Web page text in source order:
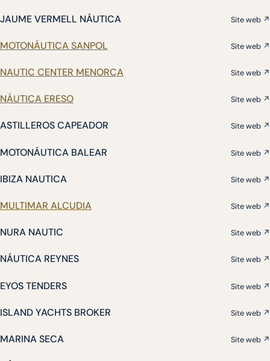
JAUME VERMELL NÁUTICA Site web ↗
MOTONÁUTICA SANPOL Site web ↗
NAUTIC CENTER MENORCA Site web ↗
NÁUTICA ERESO Site web ↗
ASTILLEROS CAPEADOR Site web ↗
MOTONÁUTICA BALEAR Site web ↗
IBIZA NAUTICA Site web ↗
MULTIMAR ALCUDIA Site web ↗
NURA NAUTIC Site web ↗
NÁUTICA REYNES Site web ↗
EYOS TENDERS Site web ↗
ISLAND YACHTS BROKER Site web ↗
MARINA SECA Site web ↗